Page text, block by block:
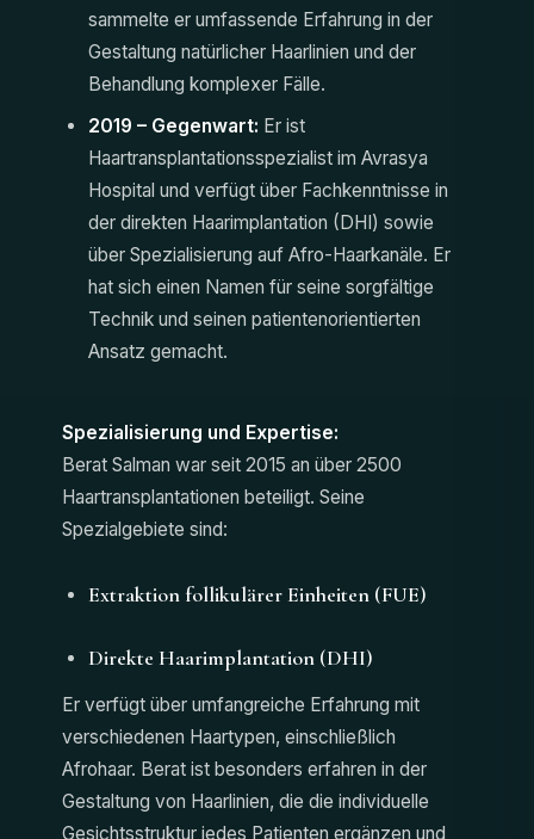
sammelte er umfassende Erfahrung in der
Gestaltung natürlicher Haarlinien und der
Behandlung komplexer Fälle.
2019 – Gegenwart: Er ist
Haartransplantationsspezialist im Avrasya
Hospital und verfügt über Fachkenntnisse in
der direkten Haarimplantation (DHI) sowie
über Spezialisierung auf Afro-Haarkanäle. Er
hat sich einen Namen für seine sorgfältige
Technik und seinen patientenorientierten
Ansatz gemacht.
Spezialisierung und Expertise:
Berat Salman war seit 2015 an über 2500
Haartransplantationen beteiligt. Seine
Spezialgebiete sind:
Extraktion follikulärer Einheiten (FUE)
Direkte Haarimplantation (DHI)
Er verfügt über umfangreiche Erfahrung mit
verschiedenen Haartypen, einschließlich
Afrohaar. Berat ist besonders erfahren in der
Gestaltung von Haarlinien, die die individuelle
Gesichtsstruktur jedes Patienten ergänzen und